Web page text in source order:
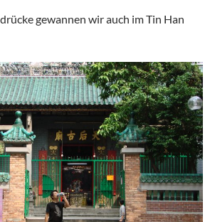
gewannen wir auch im Tin Han